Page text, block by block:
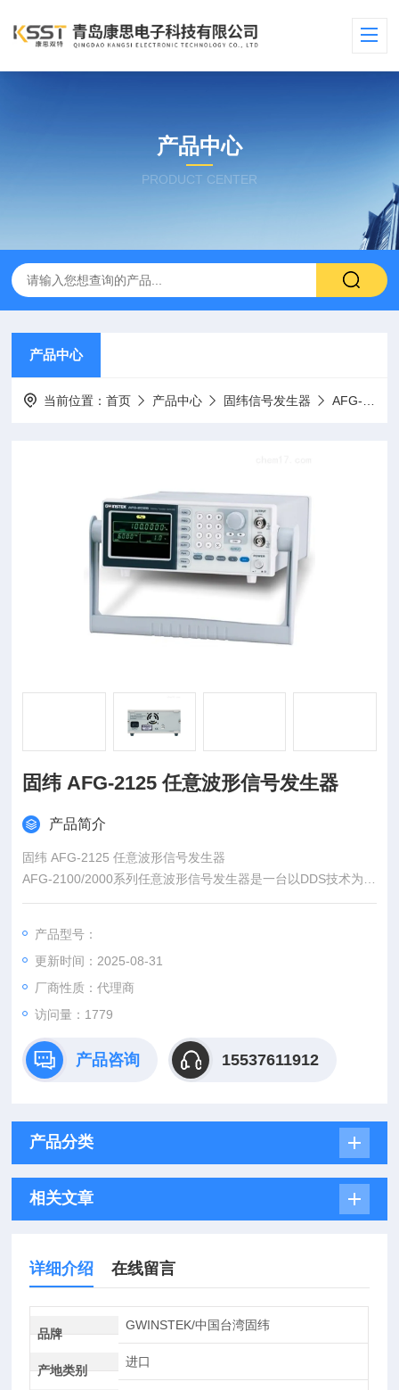
产品中心
PRODUCT CENTER
产品中心
当前位置：首页 产品中心 固纬信号发生器 AFG-2000系列任意波形信号发生器
固纬 AFG-2125 任意波形信号发生器
产品简介
固纬 AFG-2125 任意波形信号发生器
AFG-2100/2000系列任意波形信号发生器是一台以DDS技术为基
础，涵盖正弦波、方波、三角波、噪声波以及20MSa/s采样率的
功能，极大的扩展了它的应用范围。
产品型号：
更新时间：2025-08-31
厂商性质：代理商
访问量：1779
产品咨询 15537611912
产品分类
相关文章
详细介绍 在线留言
品牌
GWINSTEK/中国台湾固纬
产地类别
进口